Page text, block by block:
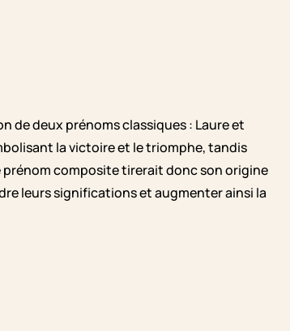
de deux prénoms classiques : Laure et
la victoire et le triomphe, tandis
composite tirerait donc son origine
leurs significations et augmenter ainsi la